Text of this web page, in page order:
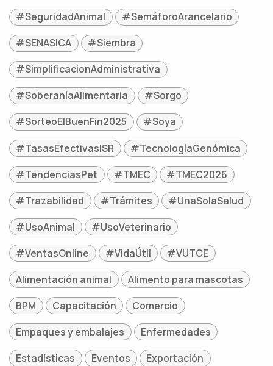
#SeguridadAnimal
#SemáforoArancelario
#SENASICA
#Siembra
#SimplificacionAdministrativa
#SoberaníaAlimentaria
#Sorgo
#SorteoElBuenFin2025
#Soya
#TasasEfectivasISR
#TecnologíaGenómica
#TendenciasPet
#TMEC
#TMEC2026
#Trazabilidad
#Trámites
#UnaSolaSalud
#UsoAnimal
#UsoVeterinario
#VentasOnline
#VidaÚtil
#VUTCE
Alimentación animal
Alimento para mascotas
BPM
Capacitación
Comercio
Empaques y embalajes
Enfermedades
Estadísticas
Eventos
Exportación